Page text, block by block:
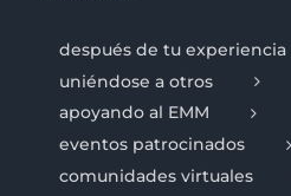
después de tu experiencia
uniéndose a otros
apoyando al EMM
eventos patrocinados
comunidades virtuales